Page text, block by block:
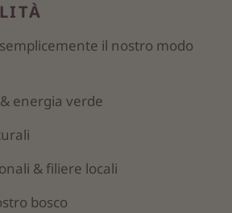
il nostro modo
energia verde
& filiere locali
bosco